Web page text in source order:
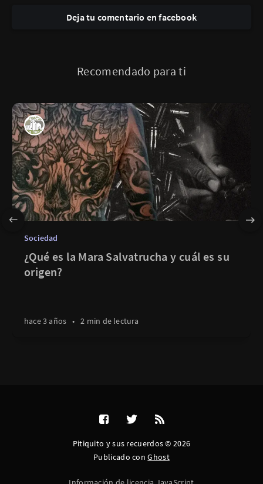
Deja tu comentario en facebook
Recomendado para ti
Sociedad
¿Qué es la Mara Salvatrucha y cuál es su
origen?
hace 3 años • 2 min de lectura
Pitiquito y sus recuerdos © 2026
Publicado conGhost